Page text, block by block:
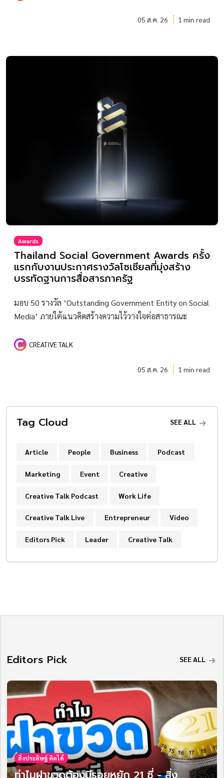
05 ส.ค. 26 1 min read
Awards
Thailand Social Government Awards ครั้ง
แรกกับงานประกาศรางวัลโซเชียลที่มุ่งสร้าง
บรรทัดฐานการสื่อสารภาครัฐ
มอบ 50 รางวัล ‘Outstanding Government Entity on Social
Media’ ภายใต้แนวคิดสร้างความไว้วางใจต่อสาธารณะ
CREATIVE TALK
05 ส.ค. 26 1 min read
Tag Cloud SEE ALL
Article People Business Podcast
Marketing Event Creative
Creative Talk Podcast Work Life
Creative Talk Live Entrepreneur Video
Editors Pick Leader Creative Talk
Editors Pick SEE ALL
สิ่งประดิษฐ์ คิดได้